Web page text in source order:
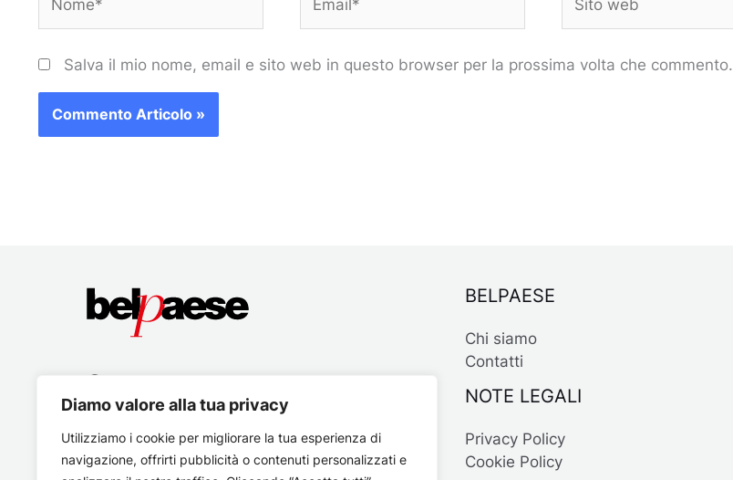
Diamo valore alla tua privacy
Utilizziamo i cookie per migliorare la tua esperienza di
navigazione, offrirti pubblicità o contenuti personalizzati e
web
Salva il mio nome, email e sito web in questo browser per la prossima volta che commento.
BELPAESE
Chi siamo
Contatti
NOTE LEGALI
Privacy Policy
Cookie Policy